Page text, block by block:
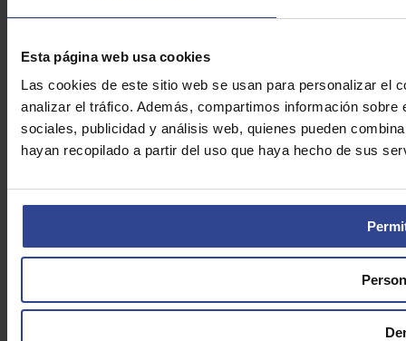
Esta página web usa cookies
Las cookies de este sitio web se usan para personalizar el
analizar el tráfico. Además, compartimos información
sociales, publicidad y análisis web, quienes pueden
hayan recopilado a partir del uso que haya hecho de sus